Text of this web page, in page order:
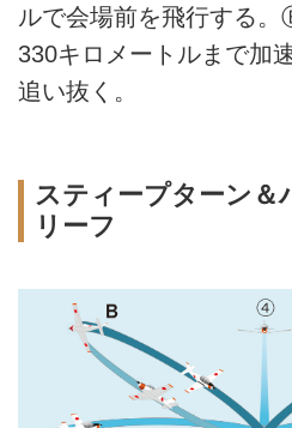
ルで会場前を飛行する
330キロメートルまで加
追い抜く。
スティープターン＆
リーフ